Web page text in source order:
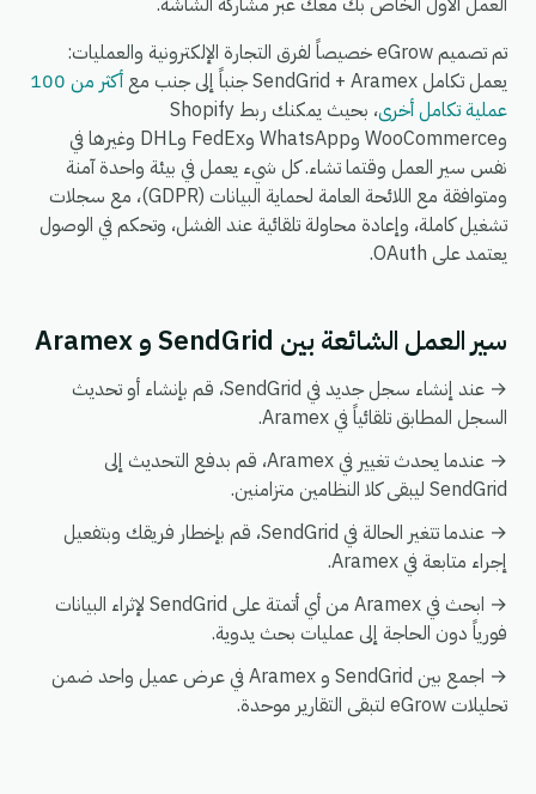
تم تصميم eGrow خصيصاً لفرق التجارة الإلكترونية والعمليات:
يعمل تكامل SendGrid + Aramex جنباً إلى جنب مع
أكثر من 100
عملية تكامل أخرى
، بحيث يمكنك ربط Shopify
وWooCommerce وWhatsApp وFedEx وDHL وغيرها في
نفس سير العمل وقتما تشاء. كل شيء يعمل في بيئة واحدة آمنة
ومتوافقة مع اللائحة العامة لحماية البيانات (GDPR)، مع سجلات
تشغيل كاملة، وإعادة محاولة تلقائية عند الفشل، وتحكم في الوصول
يعتمد على OAuth.
سير العمل الشائعة بين SendGrid و Aramex
→ عند إنشاء سجل جديد في SendGrid، قم بإنشاء أو تحديث
السجل المطابق تلقائياً في Aramex.
→ عندما يحدث تغيير في Aramex، قم بدفع التحديث إلى
SendGrid ليبقى كلا النظامين متزامنين.
→ عندما تتغير الحالة في SendGrid، قم بإخطار فريقك وبتفعيل
إجراء متابعة في Aramex.
→ ابحث في Aramex من أي أتمتة على SendGrid لإثراء البيانات
فورياً دون الحاجة إلى عمليات بحث يدوية.
→ اجمع بين SendGrid و Aramex في عرض عميل واحد ضمن
تحليلات eGrow لتبقى التقارير موحدة.